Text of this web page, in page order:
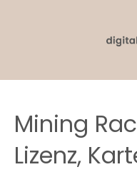
Mining
Lizenz,